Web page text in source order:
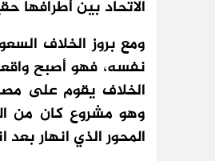
الاتحاد بين أطرافها
ومع بروز الخلاف
نفسه، فهو أصبح
الخلاف يقوم على
وهو مشروع كان من
المحور الذي انهار بعد